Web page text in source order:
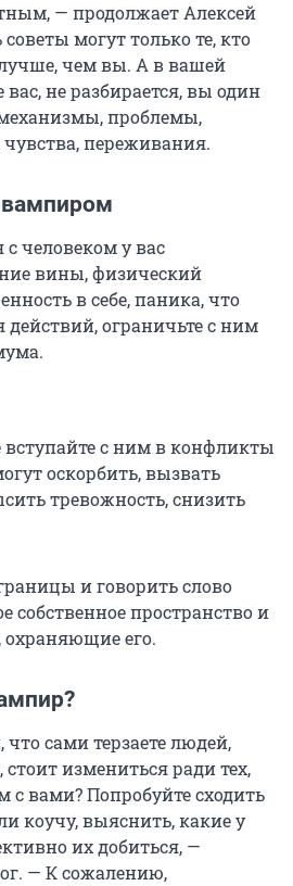
— продолжает Алексей
могут только те, кто
чем вы. А в вашей
не разбирается, вы один
проблемы,
переживания.
человеком у вас
вины, физический
в себе, паника, что
ограничьте с ним
вступайте с ним в конфликты
оскорбить, вызвать
тревожность, снизить
и говорить слово
собственное пространство и
охраняющие его.
сами терзаете людей,
измениться ради тех,
с вами? Попробуйте сходить
коучу, выяснить, какие у
их добиться, —
— К сожалению,